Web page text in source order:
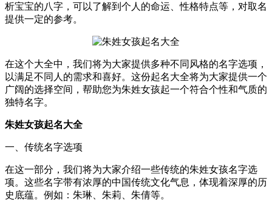
析宝宝的八字，可以了解到个人的命运、性格特点等，对取名
提供一定的参考。
在这个大全中，我们将为大家提供多种不同风格的名字选项，
以满足不同人的需求和喜好。这份起名大全将为大家提供一个
广阔的选择空间，帮助您为朱姓女孩起一个符合个性和气质的
独特名字。
朱姓女孩起名大全
一、传统名字选项
在这一部分，我们将为大家介绍一些传统的朱姓女孩名字选
项。这些名字带有浓厚的中国传统文化气息，体现着深厚的历
史底蕴。例如：朱琳、朱莉、朱倩等。